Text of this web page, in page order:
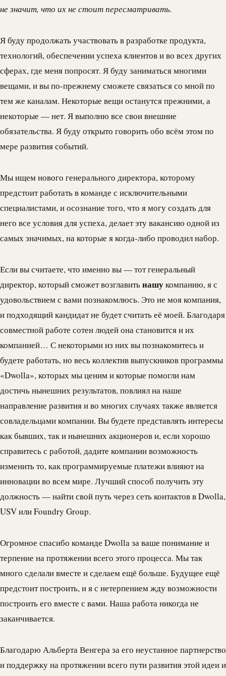
не значит, что их не стоит пересматривать.
Я буду продолжать участвовать в разработке продукта,
технологий, обеспечении успеха клиентов и во всех других
сферах, где меня попросят. Я буду заниматься многими
вещами, и вы по-прежнему сможете связаться со мной по
тем же каналам. Некоторые вещи останутся прежними, а
некоторые — нет. Я выполню все свои внешние
обязательства. Я буду открыто говорить обо всём этом по
мере развития событий.
Мы ищем нового генерального директора, которому
предстоит работать в команде с исключительными
специалистами, и осознание того, что я могу создать для
него все условия для успеха, делает эту вакансию одной из
самых значимых, на которые я когда-либо проводил набор.
Если вы считаете, что именно вы — тот генеральный
директор, который сможет возглавитьнашукомпанию, я с
удовольствием с вами познакомлюсь. Это не моя компания,
и подходящий кандидат не будет считать её моей. Благодаря
совместной работе сотен людей она становится и их
компанией… С некоторыми из них вы познакомитесь и
будете работать, но весь коллектив выпускников программы
«Dwolla», которых мы ценим и которые помогли нам
достичь нынешних результатов, повлиял на наше
направление развития и во многих случаях также является
совладельцами компании. Вы будете представлять интересы
как бывших, так и нынешних акционеров и, если хорошо
справитесь с работой, дадите компании возможность
изменить то, как программируемые платежи влияют на
инновации во всем мире. Лучший способ получить эту
должность — найти свой путь через сеть контактов вDwolla,
USV или Foundry Group.
Огромное спасибо команде Dwollaза ваше понимание и
терпение на протяжении всего этого процесса. Мы так
много сделали вместе и сделаем ещё больше. Будущее ещё
предстоит построить, и я с нетерпением жду возможности
построить его вместе с вами. Наша работа никогда не
заканчивается.
Благодарю Альберта Венгера за его неустанное партнерство
и поддержку на протяжении всего пути развития этой идеи и